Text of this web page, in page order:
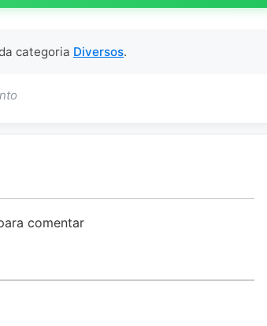
categoria Diversos.
comentar